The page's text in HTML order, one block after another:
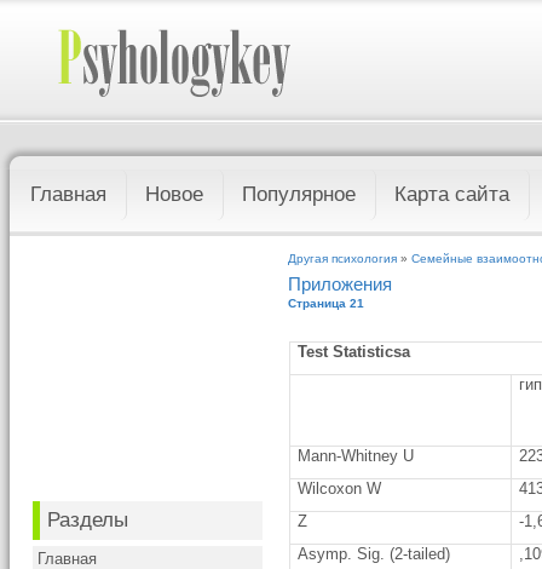
Главная Новое Популярное Карта сайта
Разделы
Главная
Другая психология »Семейные
Приложения
Страница 21
Test Statisticsa
Mann-Whitney U
Wilcoxon W
Z
-
Asymp. Sig. (2-tailed)